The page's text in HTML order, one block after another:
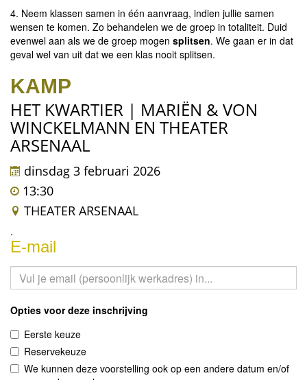
4. Neem klassen samen in één aanvraag, indien jullie samen
wensen te komen. Zo behandelen we de groep in totaliteit. Duid
evenwel aan als we de groep mogen splitsen. We gaan er in dat
geval wel van uit dat we een klas nooit splitsen.
KAMP
HET KWARTIER | MARIËN & VON
WINCKELMANN EN THEATER
ARSENAAL
dinsdag 3 februari 2026
13:30
THEATER ARSENAAL
.
E-mail
Opties voor deze inschrijving
Eerste keuze
Reservekeuze
We kunnen deze voorstelling ook op een andere datum en/of